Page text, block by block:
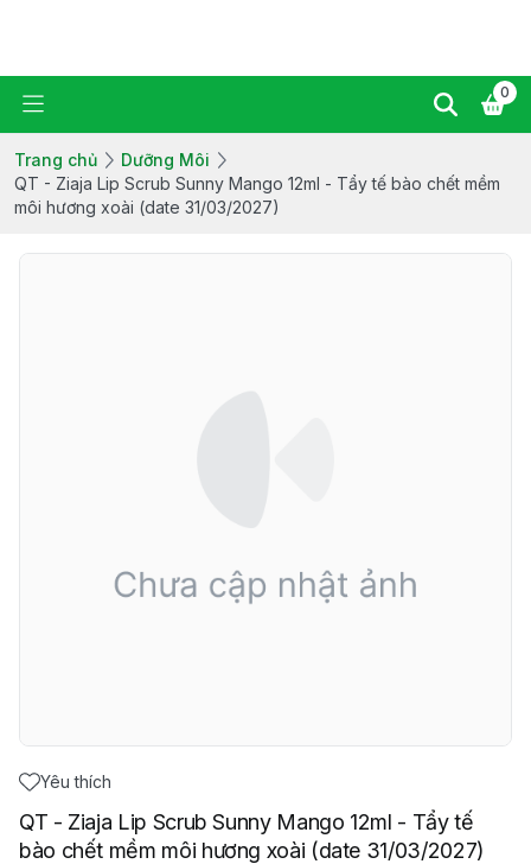
0
Trang chủ
Dưỡng Môi
QT - Ziaja Lip Scrub Sunny Mango 12ml - Tẩy tế bào chết mềm
môi hương xoài (date 31/03/2027)
Yêu thích
QT - Ziaja Lip Scrub Sunny Mango 12ml - Tẩy tế
bào chết mềm môi hương xoài (date 31/03/2027)